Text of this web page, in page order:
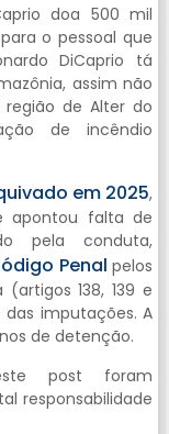
doa 500 mil
o pessoal que
DiCaprio tá
assim não
região de Alter do
de incêndio
em 2025,
apontou falta de
pela conduta,
Penal pelos
138, 139 e
das imputações. A
de detenção.
post foram
responsabilidade